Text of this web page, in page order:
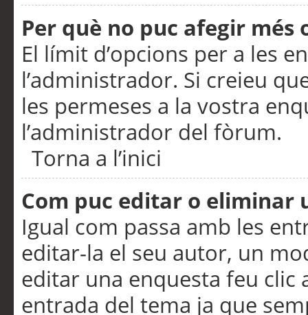
Per què no puc afegir més
El límit d’opcions per a les
l’administrador. Si creieu
les permeses a la vostra
l’administrador del fòrum.
Torna a l’inici
Com puc editar o eliminar
Igual com passa amb les
editar-la el seu autor, un
editar una enquesta feu clic
entrada del tema ja que